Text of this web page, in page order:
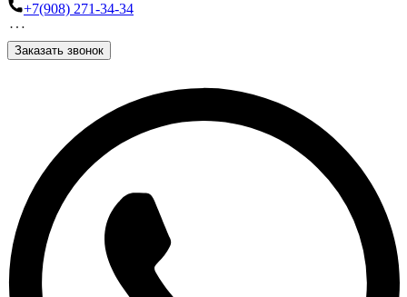
+7(908) 271-34-34
Заказать звонок